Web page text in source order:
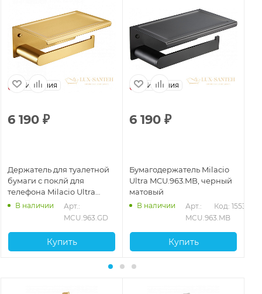
Испания
6 190 ₽
Держатель для туалетной
бумаги с поклй для
телефона Milacio Ultra
MCU.963.GD, золото
брашированное
В наличии
Арт.:
MCU.963.GD
Купить
Испания
6 190 ₽
Бумагодержатель Milacio
Ultra MCU.963.MB, черный
матовый
В наличии
Арт.:
MCU.963.MB
Код: 15532
Купить